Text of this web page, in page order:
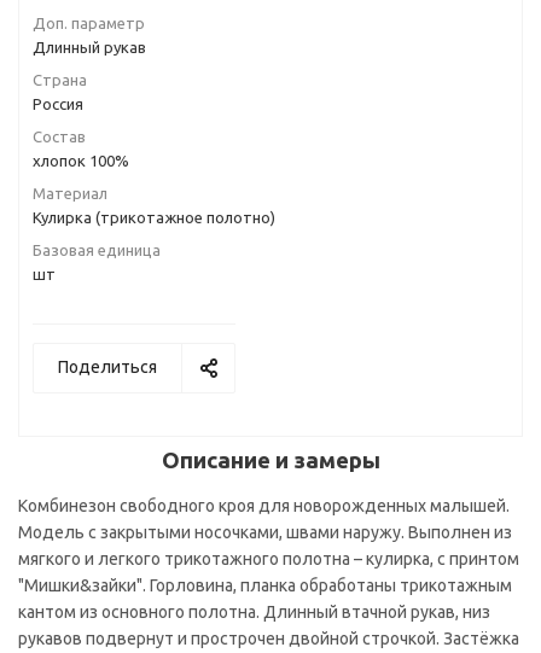
Доп. параметр
Длинный рукав
Страна
Россия
Состав
хлопок 100%
Материал
Кулирка (трикотажное полотно)
Базовая единица
шт
Поделиться
Описание и замеры
Комбинезон свободного кроя для новорожденных малышей.
Модель с закрытыми носочками, швами наружу. Выполнен из
мягкого и легкого трикотажного полотна – кулирка, с принтом
"Мишки&зайки". Горловина, планка обработаны трикотажным
кантом из основного полотна. Длинный втачной рукав, низ
рукавов подвернут и прострочен двойной строчкой. Застёжка